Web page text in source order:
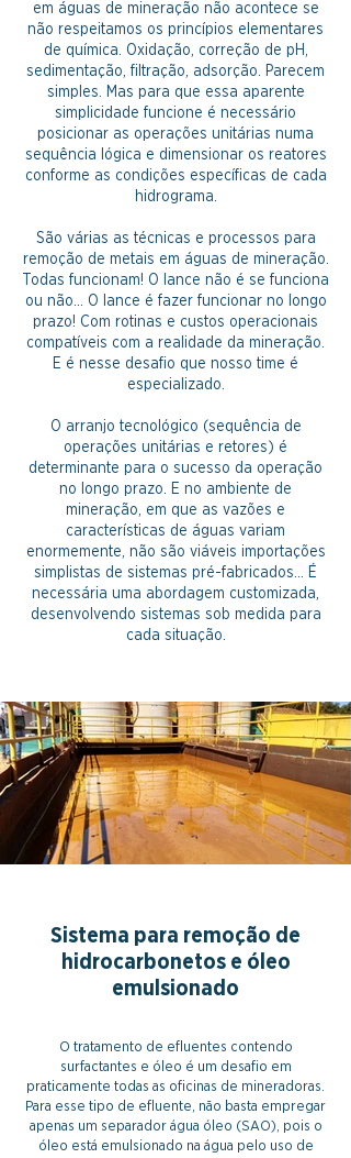
em águas de mineração não acontece se
não respeitamos os princípios elementares
de química. Oxidação, correção de pH,
sedimentação, filtração, adsorção. Parecem
simples. Mas para que essa aparente
simplicidade funcione é necessário
posicionar as operações unitárias numa
sequência lógica e dimensionar os reatores
conforme as condições específicas de cada
hidrograma.
São várias as técnicas e processos para
remoção de metais em águas de mineração.
Todas funcionam! O lance não é se funciona
ou não... O lance é fazer funcionar no longo
prazo! Com rotinas e custos operacionais
compatíveis com a realidade da mineração.
E é nesse desafio que nosso time é
especializado.
O arranjo tecnológico (sequência de
operações unitárias e retores) é
determinante para o sucesso da operação
no longo prazo. E no ambiente de
mineração, em que as vazões e
características de águas variam
enormemente, não são viáveis importações
simplistas de sistemas pré-fabricados... É
necessária uma abordagem customizada,
desenvolvendo sistemas sob medida para
cada situação.
Sistema para remoção de
hidrocarbonetos e óleo
emulsionado
O tratamento de efluentes contendo
surfactantes e óleo é um desafio em
praticamente todas as oficinas de mineradoras.
Para esse tipo de efluente, não basta empregar
apenas um separador água óleo (SAO), pois o
óleo está emulsionado na água pelo uso de